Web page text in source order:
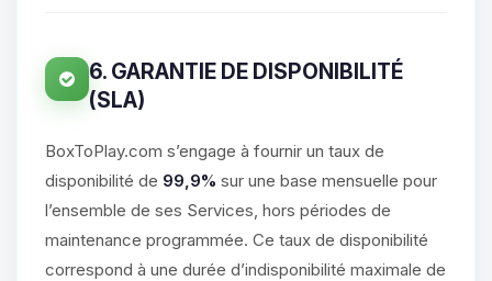
6. GARANTIE DE DISPONIBILITÉ
(SLA)
BoxToPlay.com s’engage à fournir un taux de
disponibilité de 99,9% sur une base mensuelle pour
l’ensemble de ses Services, hors périodes de
maintenance programmée. Ce taux de disponibilité
correspond à une durée d’indisponibilité maximale de